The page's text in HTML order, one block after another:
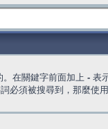
在關鍵字前面加上 - 表
必須被搜尋到，那麼使